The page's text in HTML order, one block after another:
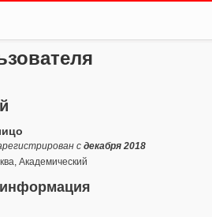
с декабря 2018
Академический